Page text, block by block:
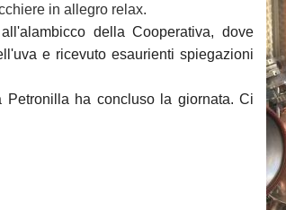
in allegro relax.
della Cooperativa, dove
e ricevuto esaurienti spiegazioni
ha concluso la giornata. Ci